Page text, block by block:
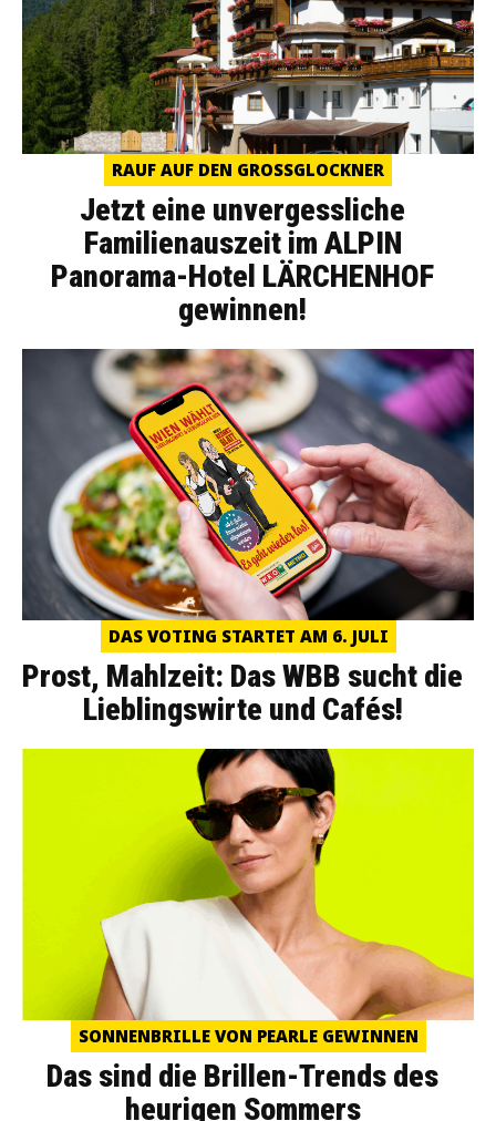
RAUF AUF DEN GROSSGLOCKNER
Jetzt eine unvergessliche
Familienauszeit im ALPIN
Panorama-Hotel LÄRCHENHOF
gewinnen!
DAS VOTING STARTET AM 6. JULI
Prost, Mahlzeit: Das WBB sucht die
Lieblingswirte und Cafés!
SONNENBRILLE VON PEARLE GEWINNEN
Das sind die Brillen-Trends des
heurigen Sommers